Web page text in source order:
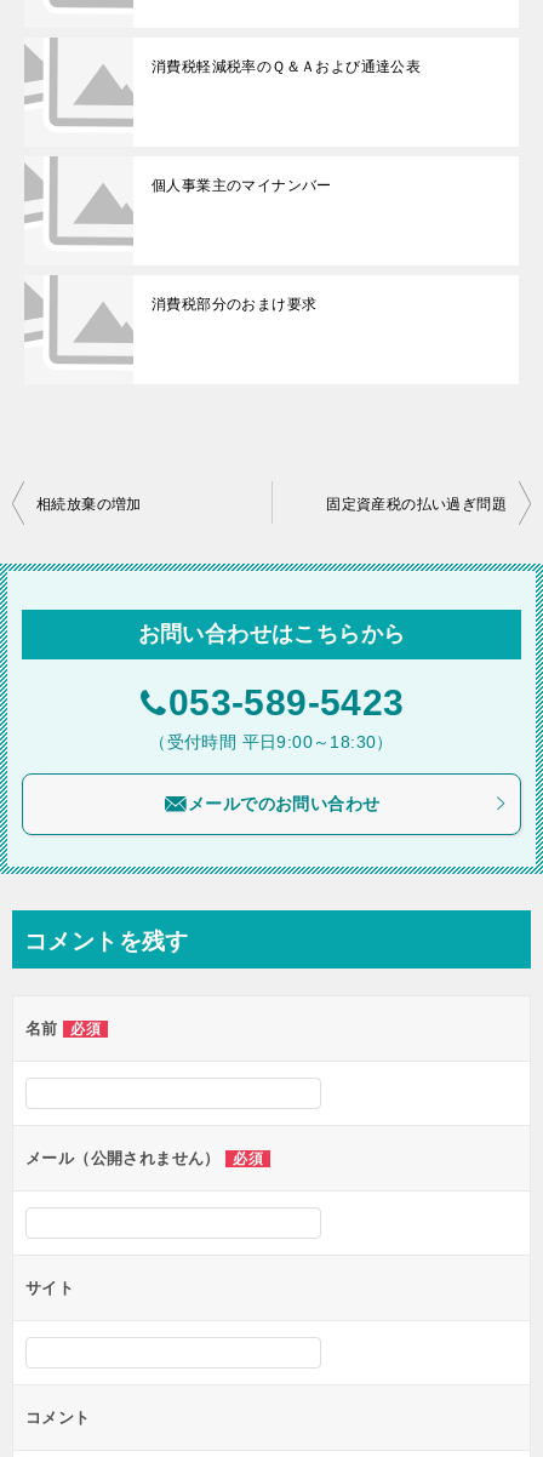
消費税軽減税率のＱ＆Ａおよび通達公表
個人事業主のマイナンバー
消費税部分のおまけ要求
投
ナ
ビ
ゲ
ョ
相続放棄の増加 固定資産税の払い過ぎ問題
お問い合わせはこちらから
053-589-5423
（受付時間 平日9:00～18:30）
メールでのお問い合わせ
コメントを残す
名前 必須
メール（公開されません） 必須
サイト
コメント